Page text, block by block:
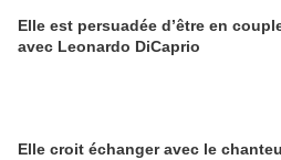
Elle est persuadée d’être en
avec Leonardo DiCaprio
Elle croit échanger avec le